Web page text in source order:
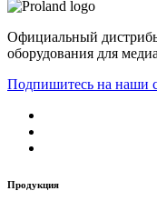
Официальный
оборудования для
Подпишитесь на наши
Продукция